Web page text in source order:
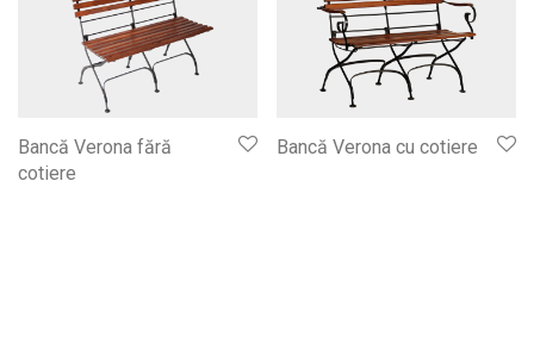
Bancă Verona fără
cotiere
Bancă Verona cu cotiere